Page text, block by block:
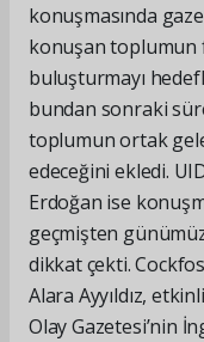
konuşmasında
konuşan toplumun
buluşturmayı
bundan sonraki
toplumun ortak
edeceğini ekledi.
Erdoğan ise
geçmişten
dikkat çekti.
Alara Ayyıldız,
Olay Gazetesi’nin